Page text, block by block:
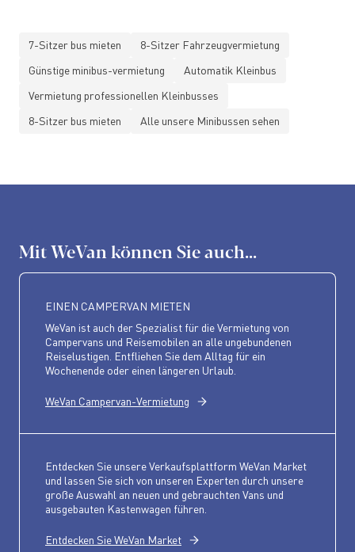
7-Sitzer bus mieten
8-Sitzer Fahrzeugvermietung
Günstige minibus-vermietung
Automatik Kleinbus
Vermietung professionellen Kleinbusses
8-Sitzer bus mieten
Alle unsere Minibussen sehen
Mit WeVan können Sie auch...
EINEN CAMPERVAN MIETEN
WeVan ist auch der Spezialist für die Vermietung von
Campervans und Reisemobilen an alle ungebundenen
Reiselustigen. Entfliehen Sie dem Alltag für ein
Wochenende oder einen längeren Urlaub.
WeVan Campervan-Vermietung
Entdecken Sie unsere Verkaufsplattform WeVan Market
und lassen Sie sich von unseren Experten durch unsere
große Auswahl an neuen und gebrauchten Vans und
ausgebauten Kastenwagen führen.
Entdecken Sie WeVan Market